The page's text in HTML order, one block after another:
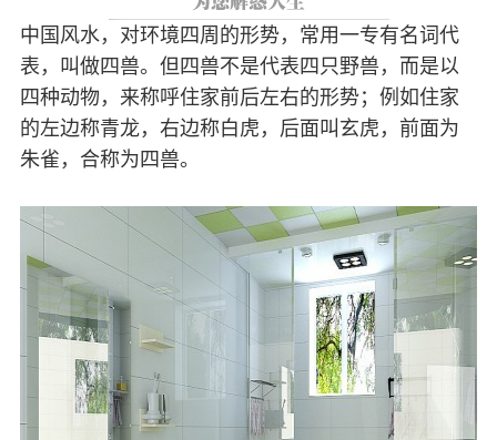
中国风水，对环境四周的形势，常用一专有名词代
表，叫做四兽。但四兽不是代表四只野兽，而是以
四种动物，来称呼住家前后左右的形势；例如住家
的左边称青龙，右边称白虎，后面叫玄虎，前面为
朱雀，合称为四兽。